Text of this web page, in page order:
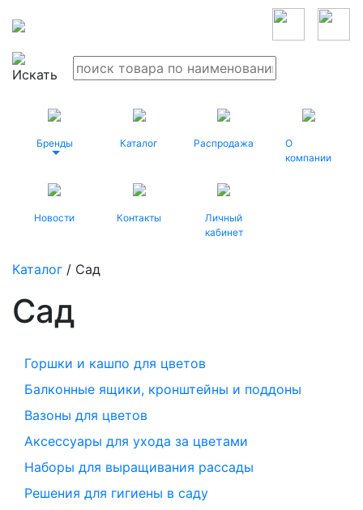
Бренды Каталог Распродажа
О
компании
Новости Контакты
Личный
кабинет
Каталог / Сад
Сад
Горшки и кашпо для цветов
Балконные ящики, кронштейны и поддоны
Вазоны для цветов
Аксессуары для ухода за цветами
Наборы для выращивания рассады
Решения для гигиены в саду